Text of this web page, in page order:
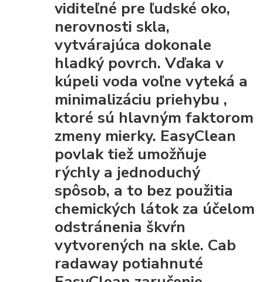
viditeľné pre ľudské oko,
nerovnosti skla,
vytvárajúca dokonale
hladký povrch. Vďakav
kúpeli voda voľne vyteká a
minimalizáciu priehybu ,
ktoré sú hlavným faktorom
zmeny mierky. EasyClean
povlak tiež umožňuje
rýchly a jednoduchý
spôsob, a to bez použitia
chemických látok za účelom
odstránenia škvŕn
vytvorených na skle. Cab
radaway potiahnuté